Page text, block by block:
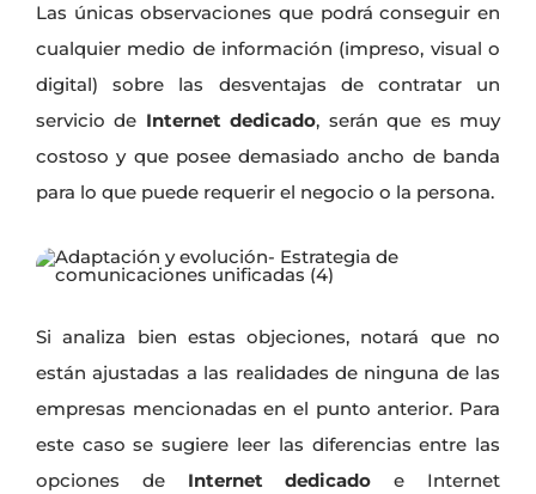
Las únicas observaciones que podrá conseguir en
cualquier medio de información (impreso, visual o
digital) sobre las desventajas de contratar un
servicio de Internet dedicado, serán que es muy
costoso y que posee demasiado ancho de banda
para lo que puede requerir el negocio o la persona.
Si analiza bien estas objeciones, notará que no
están ajustadas a las realidades de ninguna de las
empresas mencionadas en el punto anterior. Para
este caso se sugiere leer las diferencias entre las
opciones de Internet dedicado e Internet